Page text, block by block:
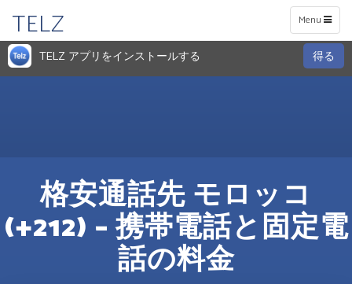
Toggle
navigation
Menu
TELZ
TELZ アプリをインストールする 得る
格安通話先 モロッコ
(+212) – 携帯電話と固定電
話の料金